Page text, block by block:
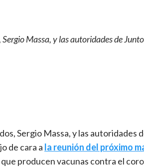
Massa, y las autoridades de
Sergio Massa, y las autoridades
de cara a la reunión del próximo
que producen vacunas contra el